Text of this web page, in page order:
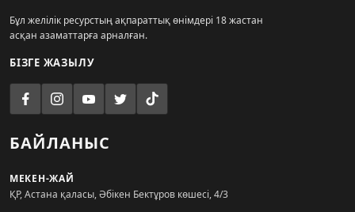
Бұл желілік ресурстың ақпараттық өнімдері 18 жастан
асқан азаматтарға арналған.
БІЗГЕ ЖАЗЫЛУ
БАЙЛАНЫС
МЕКЕН-ЖАЙ
ҚР, Астана қаласы, Әбікен Бектұров көшесі, 4/3